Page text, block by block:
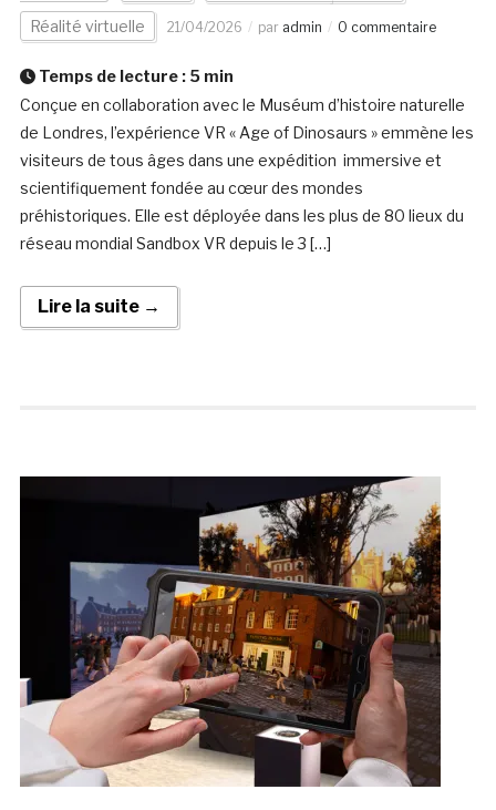
Réalité virtuelle 21/04/2026 par admin 0 commentaire
Temps de lecture : 5 min
Conçue en collaboration avec le Muséum d’histoire naturelle
de Londres, l’expérience VR « Age of Dinosaurs » emmène les
visiteurs de tous âges dans une expédition immersive et
scientifiquement fondée au cœur des mondes
préhistoriques. Elle est déployée dans les plus de 80 lieux du
réseau mondial Sandbox VR depuis le 3 […]
Lire la suite →